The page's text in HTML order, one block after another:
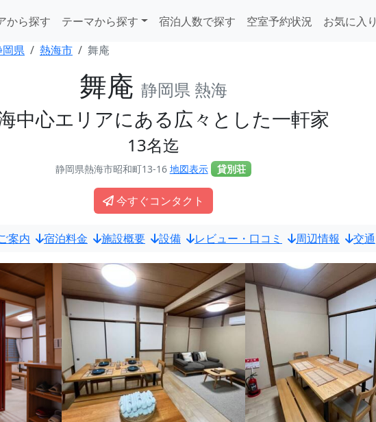
から探す テーマから探す 宿泊人数で探す 空室予約状況
お気に入り
岡県 熱海市 舞庵
舞庵 静岡県 熱海
中心エリアにある広々とした一軒家
13名迄
静岡県熱海市昭和町13-16 地図表示 貸別荘
今すぐコンタクト
案内 宿泊料金 施設概要 設備 レビュー・口コミ 周辺情報 交通